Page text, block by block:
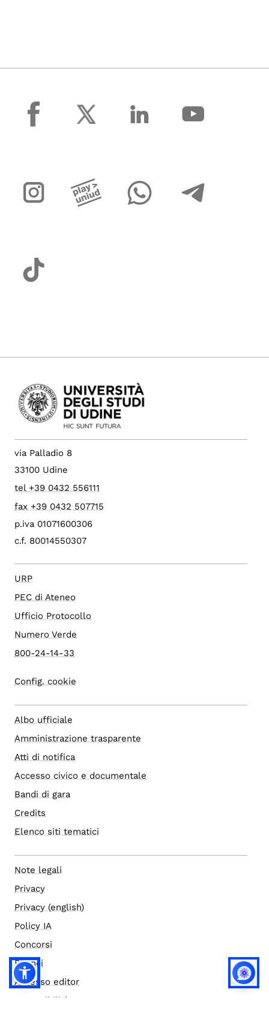
facebook
via Palladio 8
33100 Udine
tel +39 0432 556111
fax +39 0432 507715
p.iva 01071600306
c.f. 80014550307
URP
PEC di Ateneo
Ufficio Protocollo
Numero Verde
800-24-14-33
Config. cookie
Albo ufficiale
Amministrazione trasparente
Atti di notifica
Accesso civico e documentale
Bandi di gara
Credits
Elenco siti tematici
Note legali
Privacy
Privacy (english)
Policy IA
Concorsi
Bilanci
Accesso editor
Accessibilità